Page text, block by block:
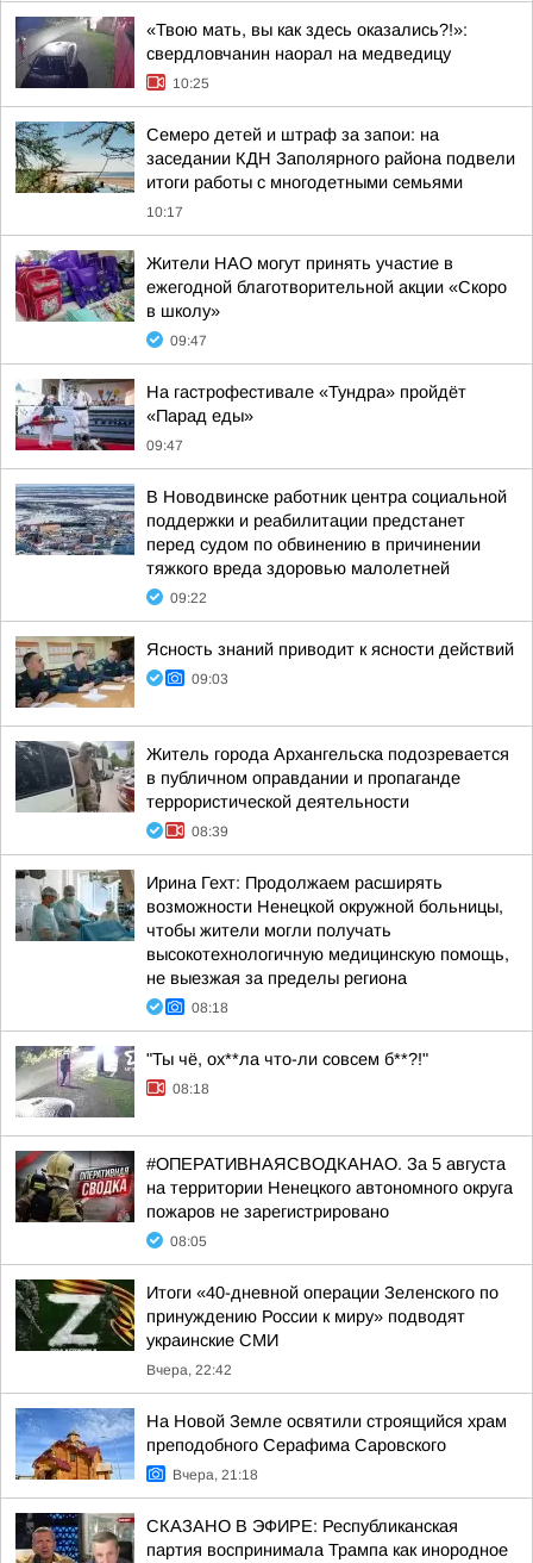
«Твою мать, вы как здесь оказались?!»:
свердловчанин наорал на медведицу
10:25
Семеро детей и штраф за запои: на
заседании КДН Заполярного района подвели
итоги работы с многодетными семьями
10:17
Жители НАО могут принять участие в
ежегодной благотворительной акции «Скоро
в школу»
09:47
На гастрофестивале «Тундра» пройдёт
«Парад еды»
09:47
В Новодвинске работник центра социальной
поддержки и реабилитации предстанет
перед судом по обвинению в причинении
тяжкого вреда здоровью малолетней
09:22
Ясность знаний приводит к ясности действий
09:03
Житель города Архангельска подозревается
в публичном оправдании и пропаганде
террористической деятельности
08:39
Ирина Гехт: Продолжаем расширять
возможности Ненецкой окружной больницы,
чтобы жители могли получать
высокотехнологичную медицинскую помощь,
не выезжая за пределы региона
08:18
"Ты чё, ох**ла что-ли совсем б**?!"
08:18
#ОПЕРАТИВНАЯСВОДКАНАО. За 5 августа
на территории Ненецкого автономного округа
пожаров не зарегистрировано
08:05
Итоги «40-дневной операции Зеленского по
принуждению России к миру» подводят
украинские СМИ
Вчера, 22:42
На Новой Земле освятили строящийся храм
преподобного Серафима Саровского
Вчера, 21:18
СКАЗАНО В ЭФИРЕ: Республиканская
партия воспринимала Трампа как инородное